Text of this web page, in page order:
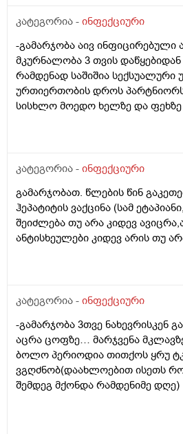
რამდენად სწორია ეს
სხვა არაფერი აწუხებს. ორმა
თავისით გაივლის კონტროლი
ხანგრძლივათ იკურნება???
კატეგორია - ინფექციური
-გამარჯობა აივ ინფიცირებული
მკურნალობა 3 თვის
რამდენად საშიშია
ურთიერთობის დროს
სისხლო მოედო ხელზე და
კატეგორია - ინფექციური
გამარჯობათ. წლების წინ
ჰეპატიტის ვაქცინა (სამ
შეიძლება თუ არა კიდევ
ანტისხეულები კიდევ არის თუ
კატეგორია - ინფექციური
-გამარჯობა 3თვე ნახევრისკენ
აცრა ცოფზე… მარჯვენა
ბოლო პერიოდია თითქოს ყრუ
ვგღძნობ(დაახლოებით ისეთს
შემდეგ მქონდა რამდენიმე
შეწითლება მაგავე ადგილზე,